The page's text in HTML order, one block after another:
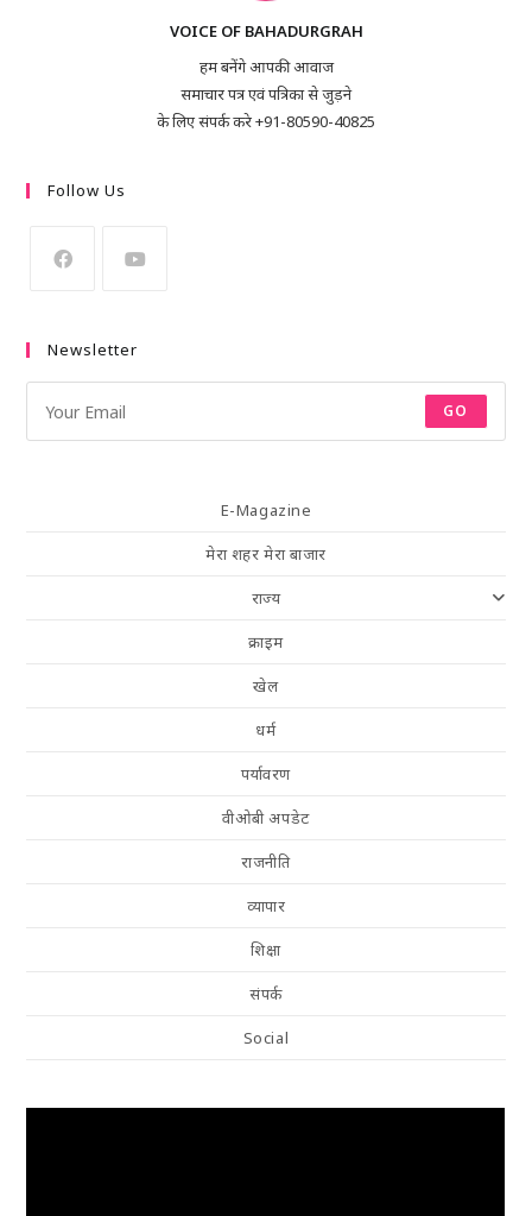
VOICE OF BAHADURGRAH
हम बनेंगे आपकी आवाज
समाचार पत्र एवं पत्रिका से जुड़ने
के लिए संपर्क करे +91-80590-40825
Follow Us
Newsletter
GO
E-Magazine
मेरा शहर मेरा बाजार
राज्य
क्राइम
खेल
धर्म
पर्यावरण
वीओबी अपडेट
राजनीति
व्यापार
शिक्षा
संपर्क
Social